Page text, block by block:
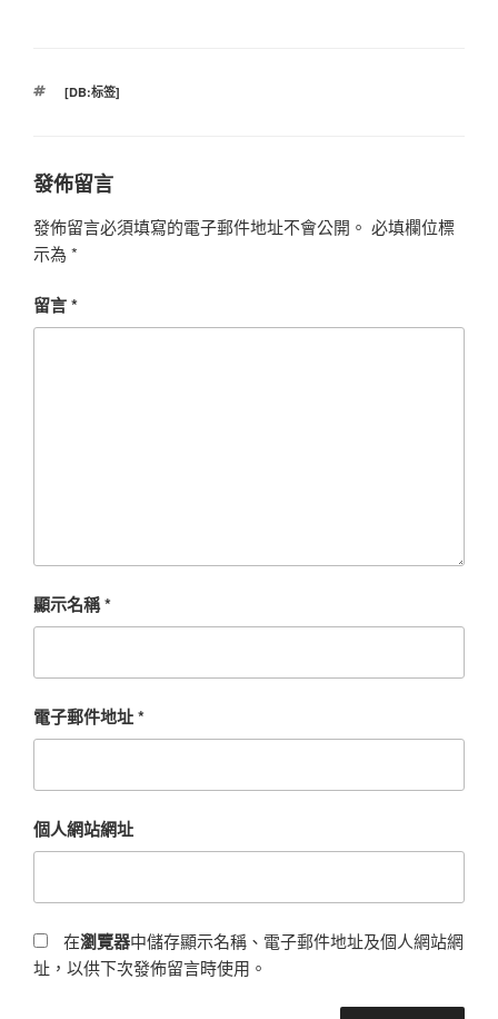
標
[DB:标签]
發佈留言
發佈留言必須填寫的電子郵件地址不會公開。 必填欄位標
示為 *
留言*
顯示名稱*
電子郵件地址*
個人網站網址
在瀏覽器中儲存顯示名稱、電子郵件地址及個人網站網
址，以供下次發佈留言時使用。